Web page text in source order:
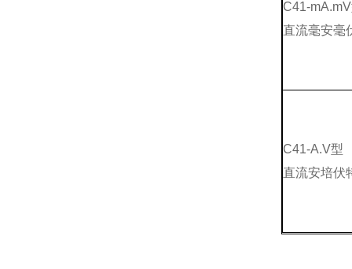
C41-
直流毫安毫
C41-A.V型
直流安培伏